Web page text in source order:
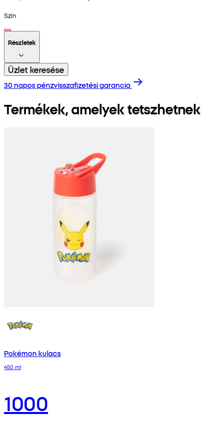
Szín
Részletek
Üzlet keresése
30 napos pénzvisszafizetési garancia
Termékek, amelyek tetszhetnek
Pokémon kulacs
450 ml
1000